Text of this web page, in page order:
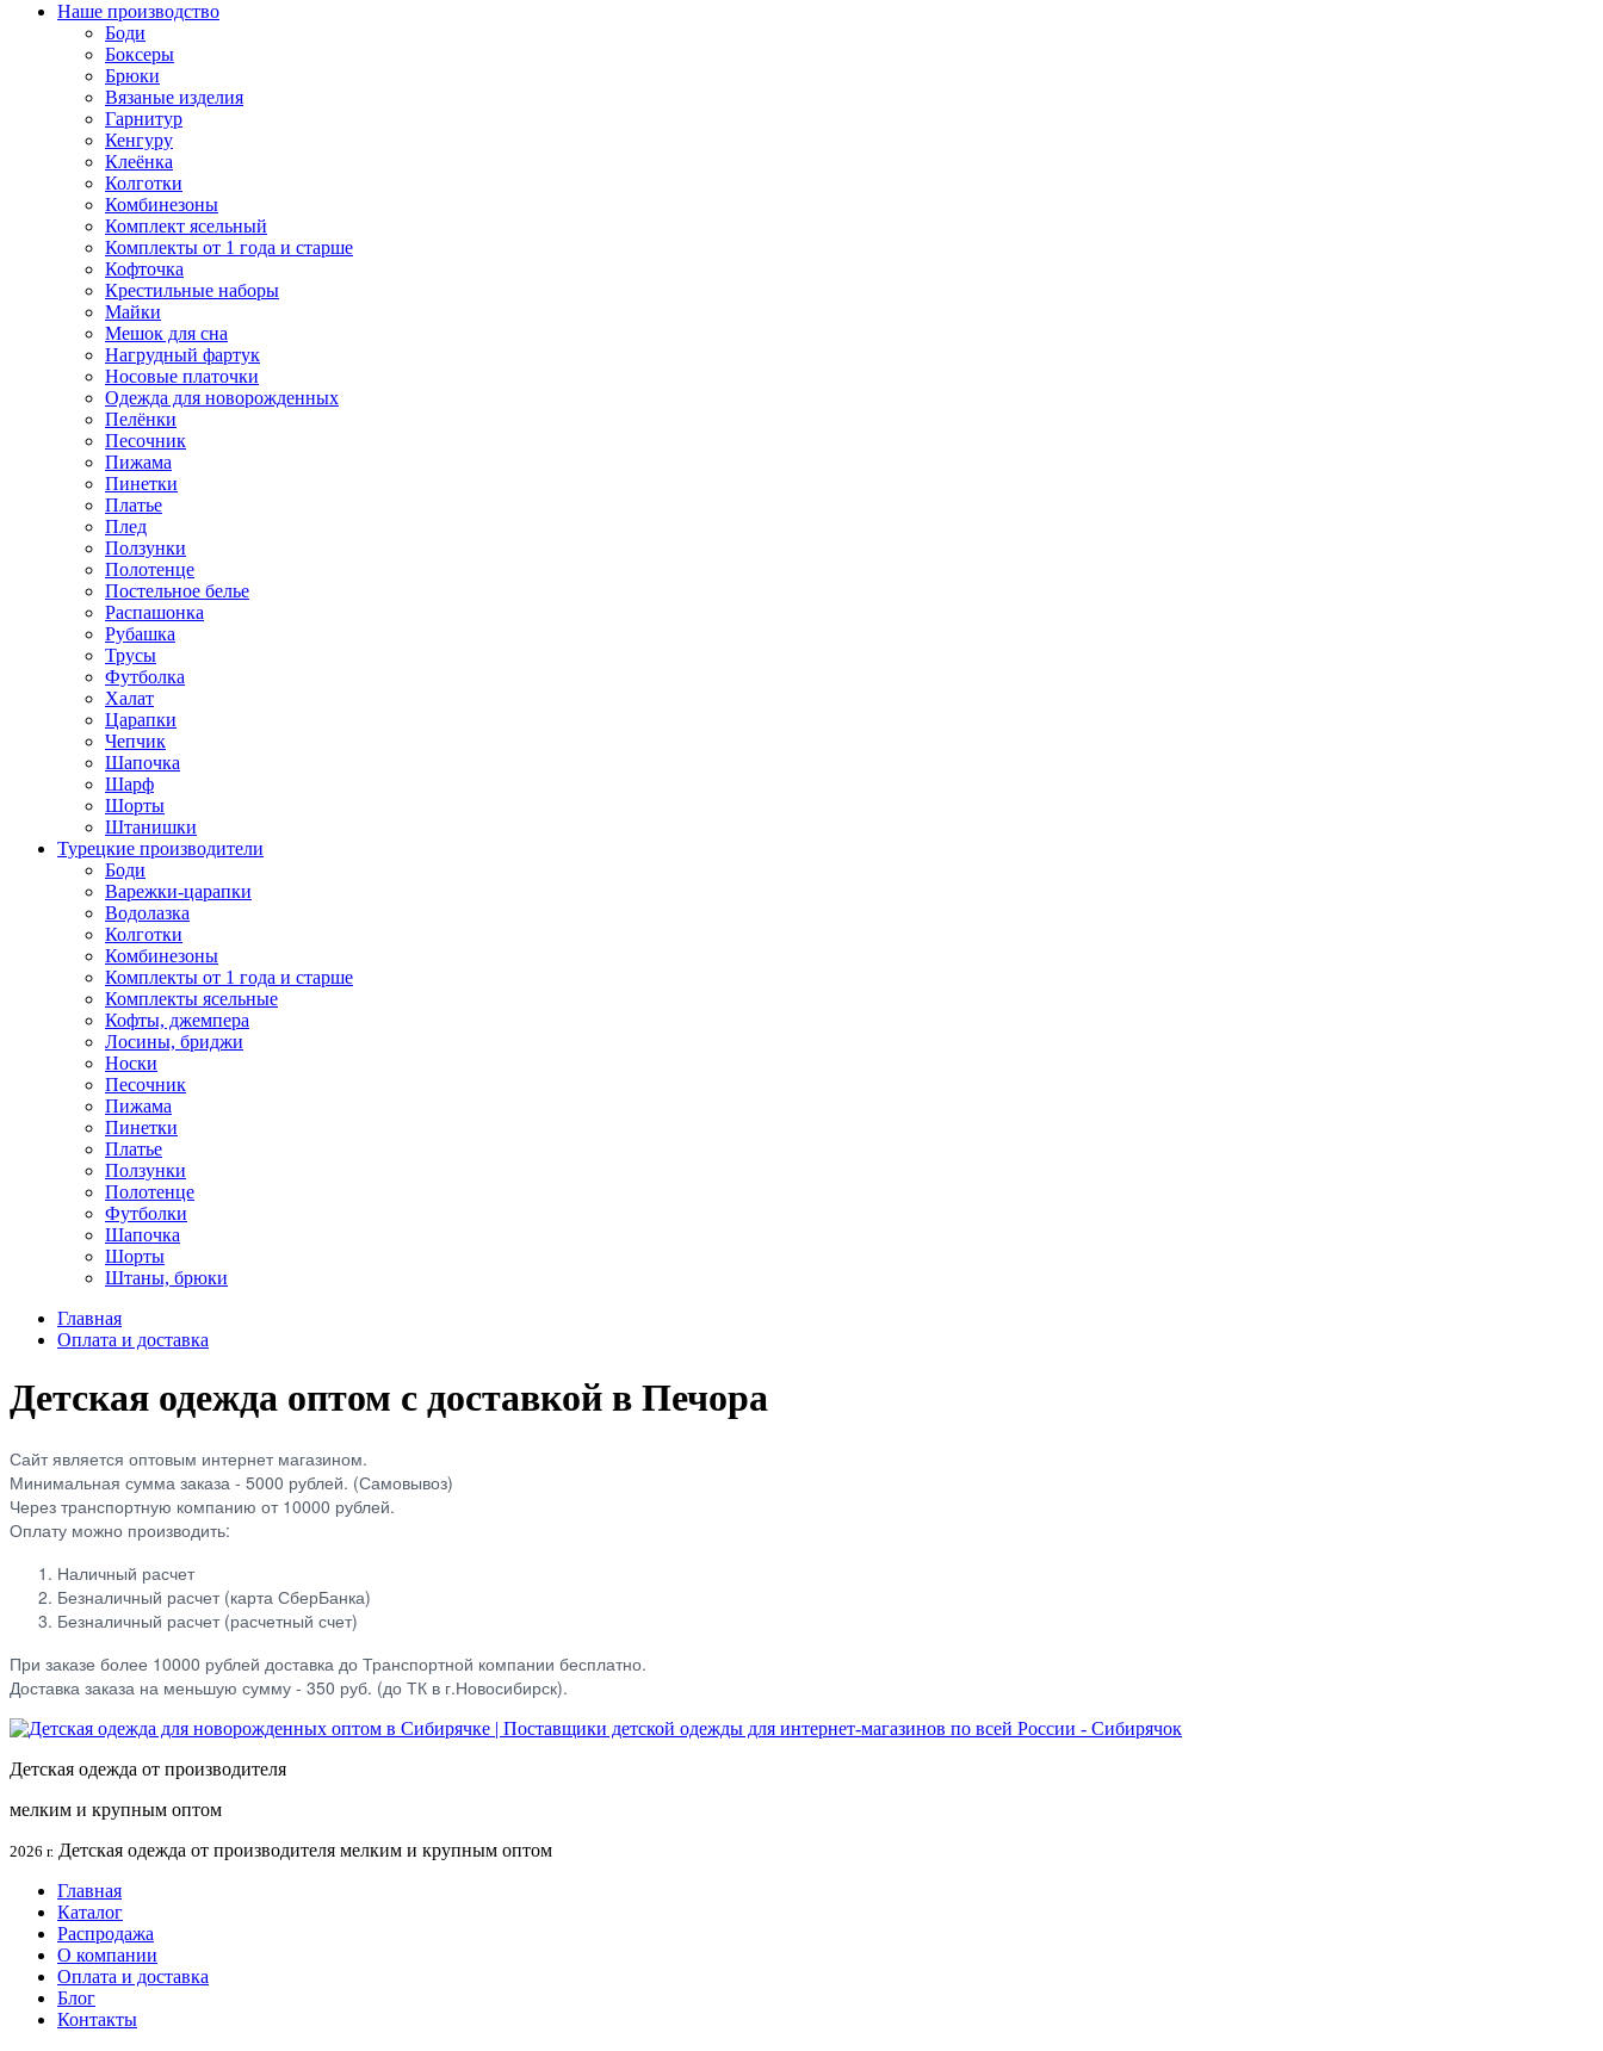
Наше производство
Боди
Боксеры
Брюки
Вязаные изделия
Гарнитур
Кенгуру
Клеёнка
Колготки
Комбинезоны
Комплект ясельный
Комплекты от 1 года и старше
Кофточка
Крестильные наборы
Майки
Мешок для сна
Нагрудный фартук
Носовые платочки
Одежда для новорожденных
Пелёнки
Песочник
Пижама
Пинетки
Платье
Плед
Ползунки
Полотенце
Постельное белье
Распашонка
Рубашка
Трусы
Футболка
Халат
Царапки
Чепчик
Шапочка
Шарф
Шорты
Штанишки
Турецкие производители
Боди
Варежки-царапки
Водолазка
Колготки
Комбинезоны
Комплекты от 1 года и старше
Комплекты ясельные
Кофты, джемпера
Лосины, бриджи
Носки
Песочник
Пижама
Пинетки
Платье
Ползунки
Полотенце
Футболки
Шапочка
Шорты
Штаны, брюки
Главная
Оплата и доставка
Детская одежда оптом с доставкой в Печора
Сайт является оптовым интернет магазином.
Минимальная сумма заказа - 5000 рублей. (Самовывоз)
Через транспортную компанию от 10000 рублей.
Оплату можно производить:
Наличный расчет
Безналичный расчет (карта СберБанка)
Безналичный расчет (расчетный счет)
При заказе более 10000 рублей доставка до Транспортной компании бесплатно.
Доставка заказа на меньшую сумму - 350 руб. (до ТК в г.Новосибирск).
Детская одежда от производителя
мелким и крупным оптом
2026 г. Детская одежда от производителя мелким и крупным оптом
Главная
Каталог
Распродажа
О компании
Оплата и доставка
Блог
Контакты